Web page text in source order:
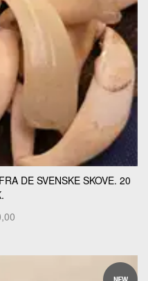
DE SVENSKE SKOVE. 20